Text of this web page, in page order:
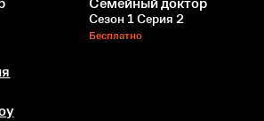
Семейный доктор
Сезон 1 Серия 2
Бесплатно